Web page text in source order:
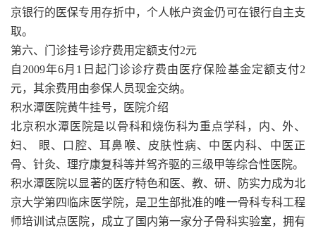
京银行的医保专用存折中，个人帐户资金仍可在银行自主支
取。
第六、门诊挂号诊疗费用定额支付2元
自2009年6月1日起门诊诊疗费由医疗保险基金定额支付2
元，其余费用由参保人员现金交纳。
积水潭医院黄牛挂号，医院介绍
北京积水潭医院是以骨科和烧伤科为重点学科，内、外、
妇、 眼、口腔、耳鼻喉、皮肤性病、中医内科、中医正
骨、针灸、理疗康复科等并驾齐驱的三级甲等综合性医院。
积水潭医院以显著的医疗特色和医、教、研、防实力成为北
京大学第四临床医学院，是卫生部批准的唯一骨科专科工程
师培训试点医院，成立了国内第一家分子骨科实验室，拥有